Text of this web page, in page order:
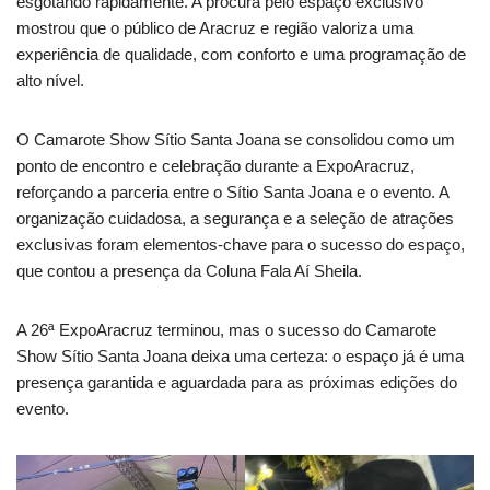
mostrou que o público de Aracruz e região valoriza uma
experiência de qualidade, com conforto e uma programação de
alto nível.
O Camarote Show Sítio Santa Joana se consolidou como um
ponto de encontro e celebração durante a ExpoAracruz,
reforçando a parceria entre o Sítio Santa Joana e o evento. A
organização cuidadosa, a segurança e a seleção de atrações
exclusivas foram elementos-chave para o sucesso do espaço,
que contou a presença da Coluna Fala Aí Sheila.
A 26ª ExpoAracruz terminou, mas o sucesso do Camarote
Show Sítio Santa Joana deixa uma certeza: o espaço já é uma
presença garantida e aguardada para as próximas edições do
evento.